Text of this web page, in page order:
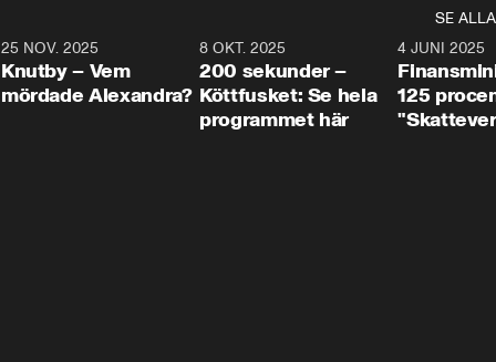
SE ALLA
31:05
25 NOV. 2025
Knutby – Vem
mördade Alexandra?
4:29
8 OKT. 2025
200 sekunder –
Köttfusket: Se hela
programmet här
4 JUNI 2025
125